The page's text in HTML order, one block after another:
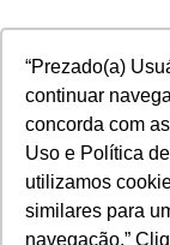
“Prezado(a)
continuar
concorda com
Uso e Política
utilizamos
similares para
navegação.”